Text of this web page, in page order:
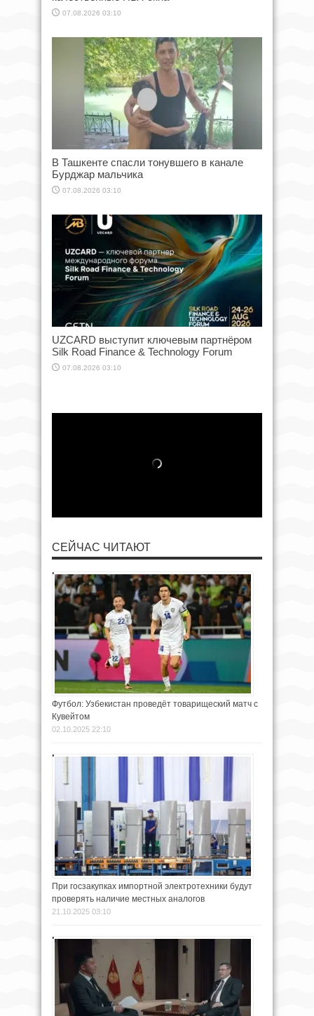
07.08.2026 03:10
В Ташкенте спасли тонувшего в канале
Бурджар мальчика
07.08.2026 03:10
UZCARD выступит ключевым партнёром
Silk Road Finance & Technology Forum
07.08.2026 03:10
СЕЙЧАС ЧИТАЮТ
Футбол: Узбекистан проведёт товарищеский матч с
Кувейтом
02.10.2025 22:10
При госзакупках импортной электротехники будут
проверять наличие местных аналогов
21.10.2025 03:10